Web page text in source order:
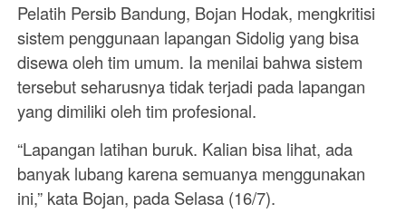
Pelatih Persib Bandung, Bojan Hodak, mengkritisi
sistem penggunaan lapangan Sidolig yang bisa
disewa oleh tim umum. Ia menilai bahwa sistem
tersebut seharusnya tidak terjadi pada lapangan
yang dimiliki oleh tim profesional.
“Lapangan latihan buruk. Kalian bisa lihat, ada
banyak lubang karena semuanya menggunakan
ini,” kata Bojan, pada Selasa (16/7).